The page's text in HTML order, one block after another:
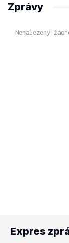
Zprávy
Nenalezeny
Expres